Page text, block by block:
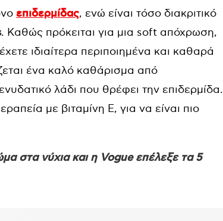
επιδερμίδας, ενώ είναι τόσο διακριτικό
. Καθώς πρόκειται για μια soft απόχρωση,
ιδιαίτερα περιποιημένα και καθαρά
ένα καλό καθάρισμα από
λάδι που θρέφει την επιδερμίδα.
με βιταμίνη Ε, για να είναι πιο
στα νύχια και η Vogue επέλεξε τα 5